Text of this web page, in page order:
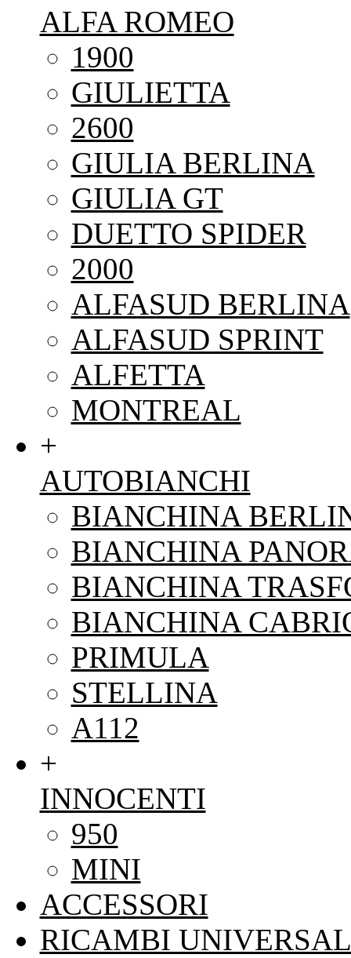
ALFA ROMEO
1900
GIULIETTA
2600
GIULIA BERLINA
GIULIA GT
DUETTO SPIDER
2000
ALFASUD BERLINA
ALFASUD SPRINT
ALFETTA
MONTREAL
+
AUTOBIANCHI
BIANCHINA
BIANCHINA
BIANCHINA
BIANCHINA
PRIMULA
STELLINA
A112
+
INNOCENTI
950
MINI
ACCESSORI
RICAMBI